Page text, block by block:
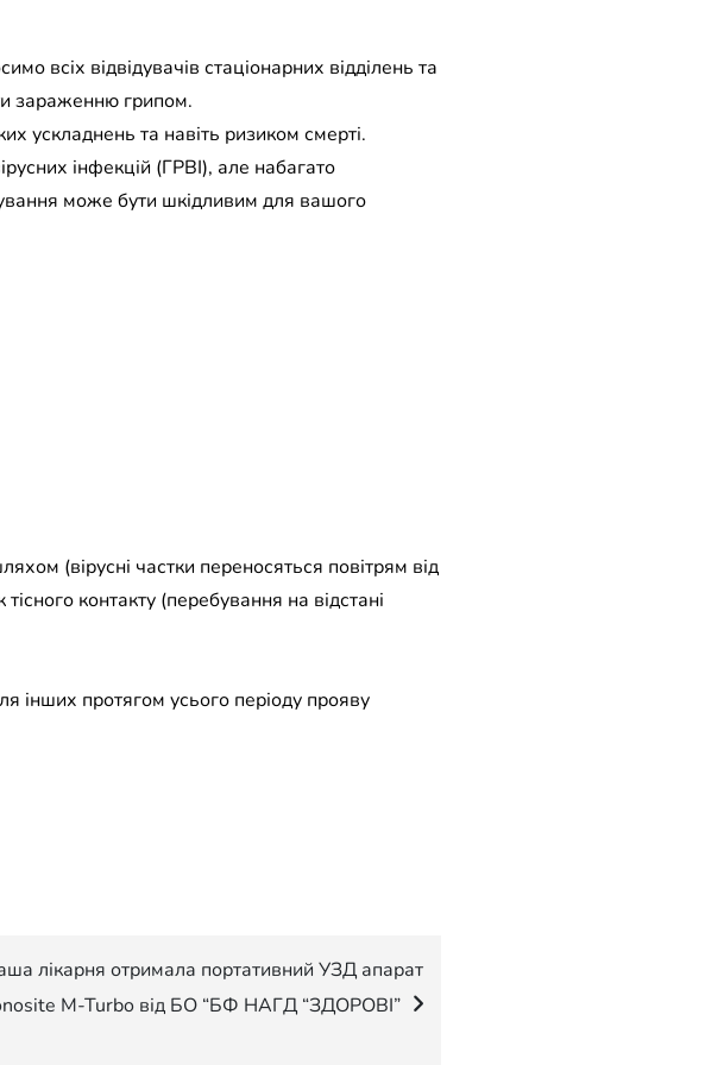
всіх відвідувачів стаціонарних відділень та
зараженню грипом.
ускладнень та навіть ризиком смерті.
інфекцій (ГРВІ), але набагато
може бути шкідливим для вашого
(вірусні частки переносяться повітрям від
контакту (перебування на відстані
інших протягом усього періоду прояву
лікарня отримала портативний УЗД апарат
M-Turbo від БО “БФ НАГД “ЗДОРОВІ”